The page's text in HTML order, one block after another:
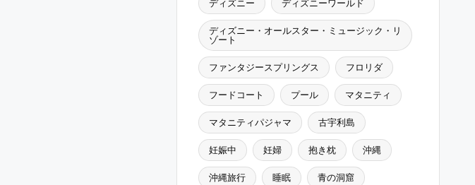
ディズニー ディズニーワールド
ディズニー・オールスター・ミュージック・リ
ゾート
ファンタジースプリングス フロリダ
フードコート プール マタニティ
マタニティパジャマ 古宇利島
妊娠中 妊婦 抱き枕 沖縄
沖縄旅行 睡眠 青の洞窟